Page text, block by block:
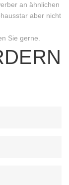
an ähnlichen
aber nicht
Sie gerne.